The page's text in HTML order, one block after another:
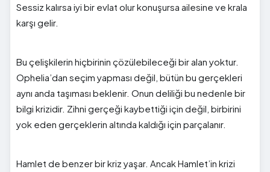
Sessiz kalırsa iyi bir evlat olur konuşursa ailesine ve krala
karşı gelir.
Bu çelişkilerin hiçbirinin çözülebileceği bir alan yoktur.
Ophelia’dan seçim yapması değil, bütün bu gerçekleri
aynı anda taşıması beklenir. Onun deliliği bu nedenle bir
bilgi krizidir. Zihni gerçeği kaybettiği için değil, birbirini
yok eden gerçeklerin altında kaldığı için parçalanır.
Hamlet de benzer bir kriz yaşar. Ancak Hamlet’in krizi